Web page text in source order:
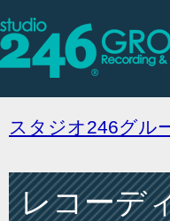
スタジオ246グル
レコーデ